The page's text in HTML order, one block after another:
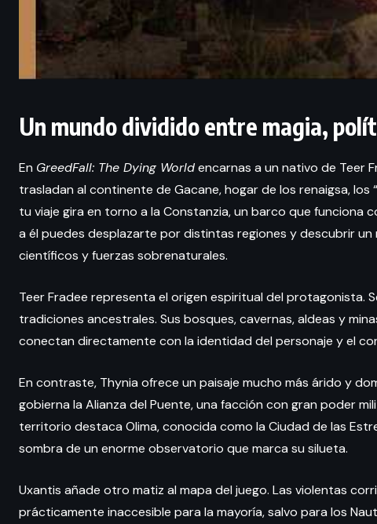
Un mundo dividido entre magia,
En GreedFall: The Dying Worldencarnas a un nativo de Teer
trasladan al continente de Gacane, hogar de los renaigsa,
tu viaje gira en torno a la Constanzia, un barco que funciona
a él puedes desplazarte por distintas regiones y descubrir
científicos y fuerzas sobrenaturales.
Teer Fradee representa el origen espiritual del protagonista.
tradiciones ancestrales. Sus bosques, cavernas, aldeas y
conectan directamente con la identidad del personaje y el
En contraste, Thynia ofrece un paisaje mucho más árido y
gobierna la Alianza del Puente, una facción con gran poder
territorio destaca Olima, conocida como la Ciudad de las
sombra de un enorme observatorio que marca su silueta.
Uxantis añade otro matiz al mapa del juego. Las violentas
prácticamente inaccesible para la mayoría, salvo para los